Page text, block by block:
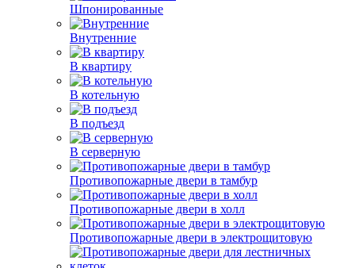
Шпонированные
Внутренние
В квартиру
В котельную
В подъезд
В серверную
Противопожарные двери в тамбур
Противопожарные двери в холл
Противопожарные двери в электрощитовую